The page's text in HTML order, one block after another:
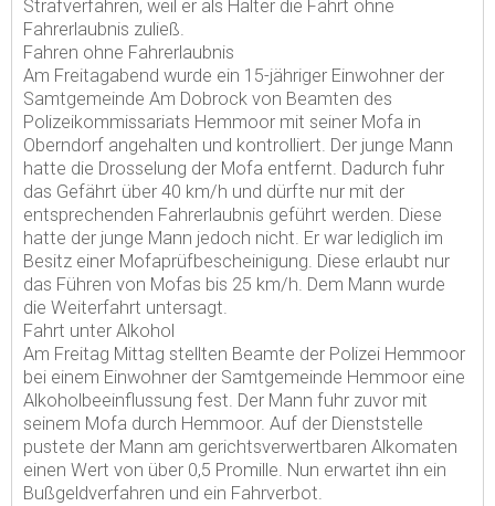
Strafverfahren, weil er als Halter die Fahrt ohne
Fahrerlaubnis zuließ.
Fahren ohne Fahrerlaubnis
Am Freitagabend wurde ein 15-jähriger Einwohner der
Samtgemeinde Am Dobrock von Beamten des
Polizeikommissariats Hemmoor mit seiner Mofa in
Oberndorf angehalten und kontrolliert. Der junge Mann
hatte die Drosselung der Mofa entfernt. Dadurch fuhr
das Gefährt über 40 km/h und dürfte nur mit der
entsprechenden Fahrerlaubnis geführt werden. Diese
hatte der junge Mann jedoch nicht. Er war lediglich im
Besitz einer Mofaprüfbescheinigung. Diese erlaubt nur
das Führen von Mofas bis 25 km/h. Dem Mann wurde
die Weiterfahrt untersagt.
Fahrt unter Alkohol
Am Freitag Mittag stellten Beamte der Polizei Hemmoor
bei einem Einwohner der Samtgemeinde Hemmoor eine
Alkoholbeeinflussung fest. Der Mann fuhr zuvor mit
seinem Mofa durch Hemmoor. Auf der Dienststelle
pustete der Mann am gerichtsverwertbaren Alkomaten
einen Wert von über 0,5 Promille. Nun erwartet ihn ein
Bußgeldverfahren und ein Fahrverbot.